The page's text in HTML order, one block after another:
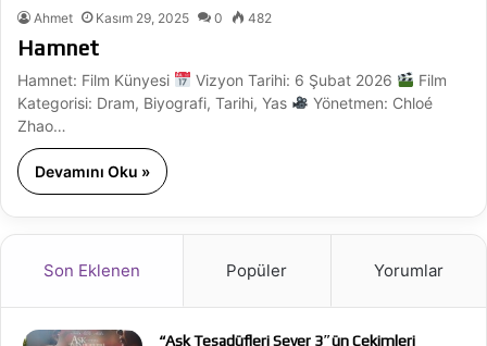
Ahmet Kasım 29, 2025 0 482
Hamnet
Hamnet: Film Künyesi Vizyon Tarihi: 6 Şubat 2026
Film
Kategorisi: Dram, Biyografi, Tarihi, Yas
Yönetmen: Chloé
Zhao…
Devamını Oku »
Son Eklenen Popüler Yorumlar
“Aşk Tesadüfleri Sever 3″ün Çekimleri